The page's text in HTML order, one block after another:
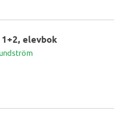
elevbok